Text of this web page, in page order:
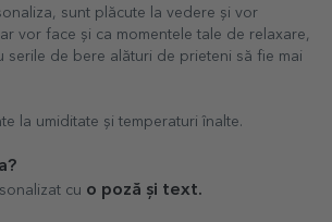
sunt plăcute la vedere și vor
vor face și ca momentele tale de relaxare,
serile de bere alături de prieteni să fie mai
la umiditate și temperaturi înalte.
cu o poză și text.